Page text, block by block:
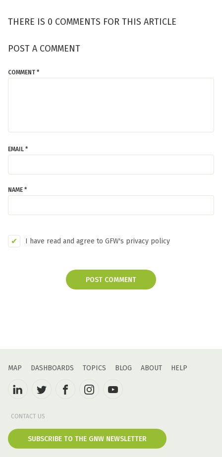
THERE IS 0 COMMENTS FOR THIS ARTICLE
POST A COMMENT
COMMENT *
EMAIL *
NAME *
I have read and agree to GFW's privacy policy
POST COMMENT
MAP DASHBOARDS TOPICS BLOG ABOUT HELP
CONTACT US
SUBSCRIBE TO THE GNW NEWSLETTER